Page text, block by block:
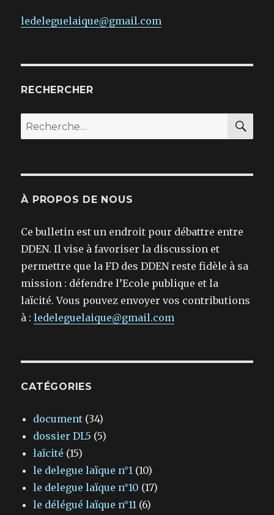
ledeleguelaique@gmail.com
RECHERCHER
Recherche
pour :
À PROPOS DE NOUS
Ce bulletin est un endroit pour débattre entre
DDEN. Il vise à favoriser la discussion et
permettre que la FD des DDEN reste fidèle à sa
mission : défendre l’Ecole publique et la
laïcité. Vous pouvez envoyer vos contributions
à :ledeleguelaique@gmail.com
CATÉGORIES
document (34)
dossier DL5 (5)
laïcité (15)
le delegue laïque n°1 (10)
le delegue laïque n°10 (17)
le délégué laïque n°11 (6)